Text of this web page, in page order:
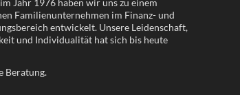
Familienunternehmen im Finanz- und
entwickelt. Unsere Leidenschaft,
und Individualität hat sich bis heute
Beratung.